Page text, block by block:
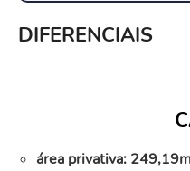
DIFERENCIAIS
área privativa: